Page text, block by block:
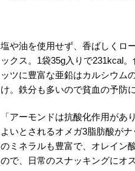
塩や油を使用せず、香ばしくロ
ックス。1袋35g入りで231kcal
ッツに豊富な亜鉛はカルシウム
け。鉄分も多いので貧血の予防
「アーモンドは抗酸化作用が
よいとされるオメガ3脂肪酸が
のミネラルも豊富で、オレイン
ので、日常のスナッキングにオ